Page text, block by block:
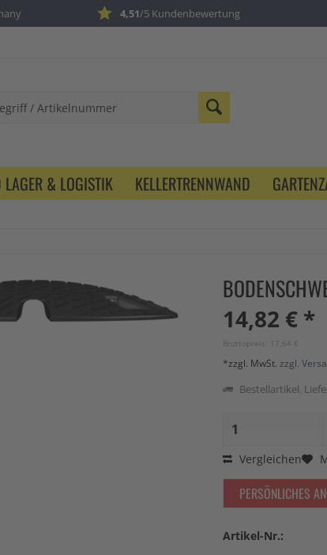
4,51/5 Kundenbewertung
LAGER & LOGISTIK KELLERTRENNWAND
14,82 € *
Bruttopreis: 17,64 €
*zzgl. MwSt. zzgl.
Bestellartikel.
Vergleichen
PERSÖNLICHES
Artikel-Nr.: